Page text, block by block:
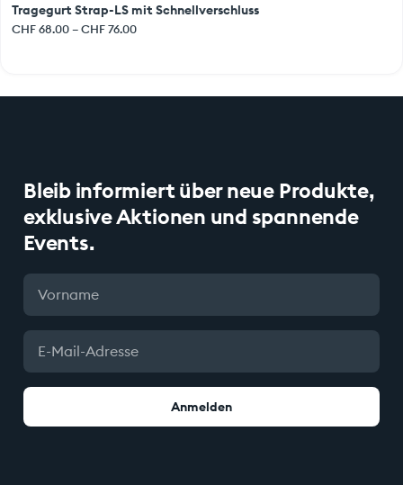
Tragegurt Strap-LS mit Schnellverschluss
CHF68.00–CHF76.00
Bleib informiert über neue Produkte,
exklusive Aktionen und spannende
Events.
Anmelden